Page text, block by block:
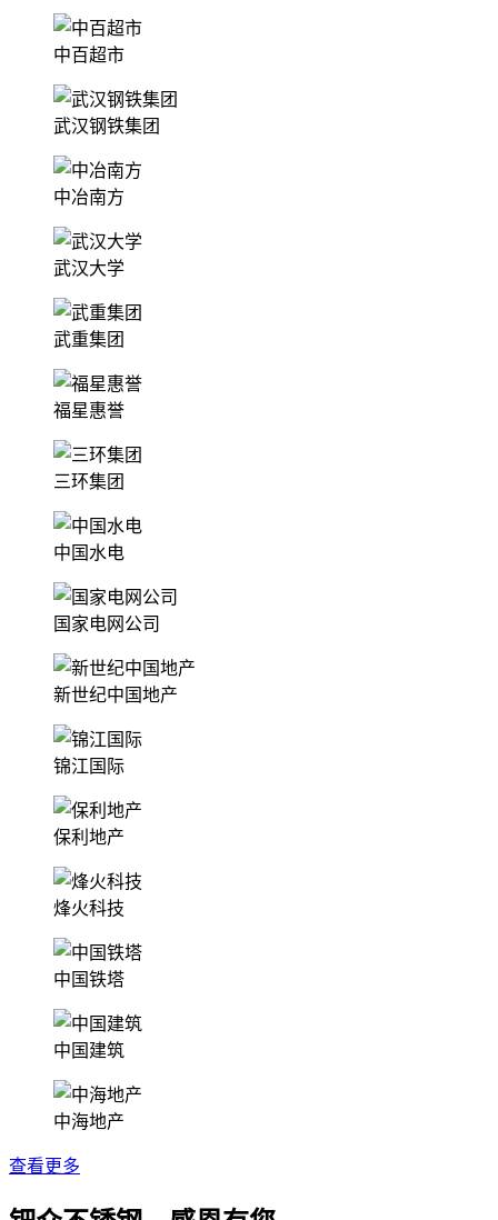
中百超市
武汉钢铁集团
中冶南方
武汉大学
武重集团
福星惠誉
三环集团
中国水电
国家电网公司
新世纪中国地产
锦江国际
保利地产
烽火科技
中国铁塔
中国建筑
中海地产
查看更多